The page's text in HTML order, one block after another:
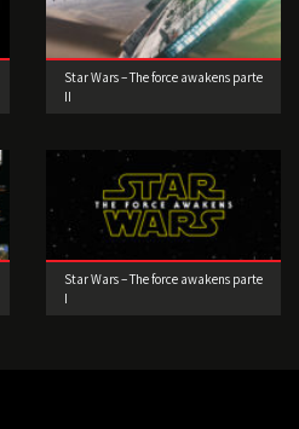
Star Wars – The force awakens parte
II
Star Wars – The force awakens parte
I